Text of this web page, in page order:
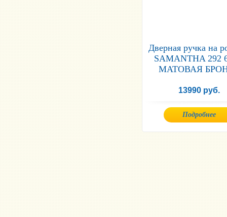
Дверная ручка на
SAMANTHA 292
МАТОВАЯ
13990 руб.
Подробнее